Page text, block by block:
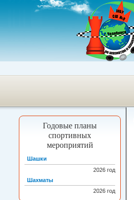
Годовые планы
спортивных
мероприятий
Шашки
2026 год
Шахматы
2026 год